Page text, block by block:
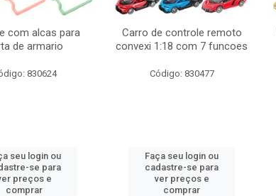
com alcas para
de armario
830624
seu login ou
se para
preços e
comprar
Carro de controle remoto
convexi 1:18 com 7 funcoes
Código: 830477
Faça seu login ou
cadastre-se para
ver preços e
comprar